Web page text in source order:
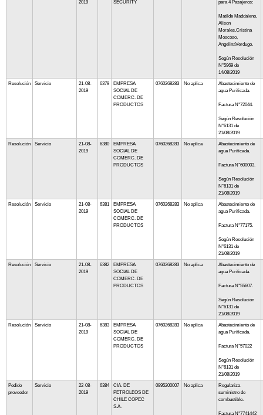
2019 SECURITY para 4 Pasajeros:
Matilde Maddaleno,
Alison
Morales,Cristina
Moscoso,
AngelinaVerdugo.
Según Resolución
N°5969 de
14/08/2019
Resolución Servicio
21-08-
2019
6379
EMPRESA
SOCIAL DE
COMERC. DE
PRODUCTOS
0760268283 No aplica
Abastecimiento de
agua Purificada.
Factura N°72044.
Según Resolución
N°6131 de
21/08/2019
Resolución Servicio
21-08-
2019
6380
EMPRESA
SOCIAL DE
COMERC. DE
PRODUCTOS
0760268283 No aplica
Abastecimiento de
agua Purificada.
Factura N°600003.
Según Resolución
N°6131 de
21/08/2019
Resolución Servicio
21-08-
2019
6381
EMPRESA
SOCIAL DE
COMERC. DE
PRODUCTOS
0760268283 No aplica
Abastecimiento de
agua Purificada.
Factura N°77175.
Según Resolución
N°6131 de
21/08/2019
Resolución Servicio
21-08-
2019
6382
EMPRESA
SOCIAL DE
COMERC. DE
PRODUCTOS
0760268283 No aplica
Abastecimiento de
agua Purificada.
Factura N°55607.
Según Resolución
N°6131 de
21/08/2019
Resolución Servicio
21-08-
2019
6383
EMPRESA
SOCIAL DE
COMERC. DE
PRODUCTOS
0760268283 No aplica
Abastecimiento de
agua Purificada.
Factura N°57022
Según Resolución
N°6131 de
21/08/2019
Pedido
proveedor
Servicio
22-08-
2019
6384
CIA. DE
PETROLEOS DE
CHILE COPEC
S.A.
0995200007 No aplica
Regulariza
suministro de
combustible.
Factura N°7741442